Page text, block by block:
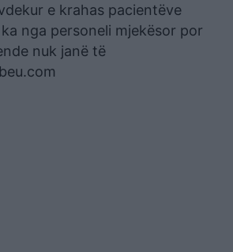
e krahas pacientëve
nga personeli mjekësor por
nuk janë të